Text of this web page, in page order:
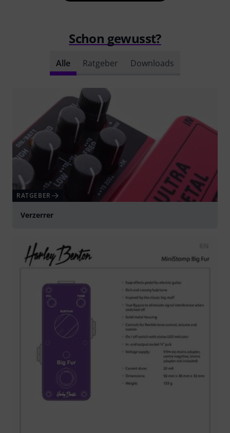
Schon gewusst?
Alle Ratgeber Downloads
RATGEBER
Verzerrer